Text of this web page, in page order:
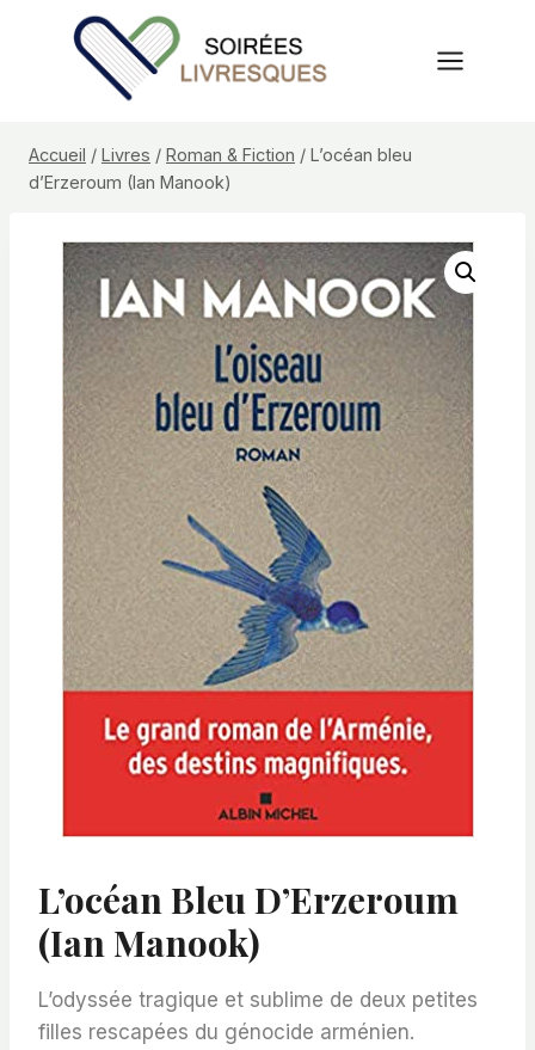
Accueil / Livres / Roman & Fiction / L’océan bleu
d’Erzeroum (Ian Manook)
L’océan Bleu D’Erzeroum
(Ian Manook)
L’odyssée tragique et sublime de deux petites
filles rescapées du génocide arménien.